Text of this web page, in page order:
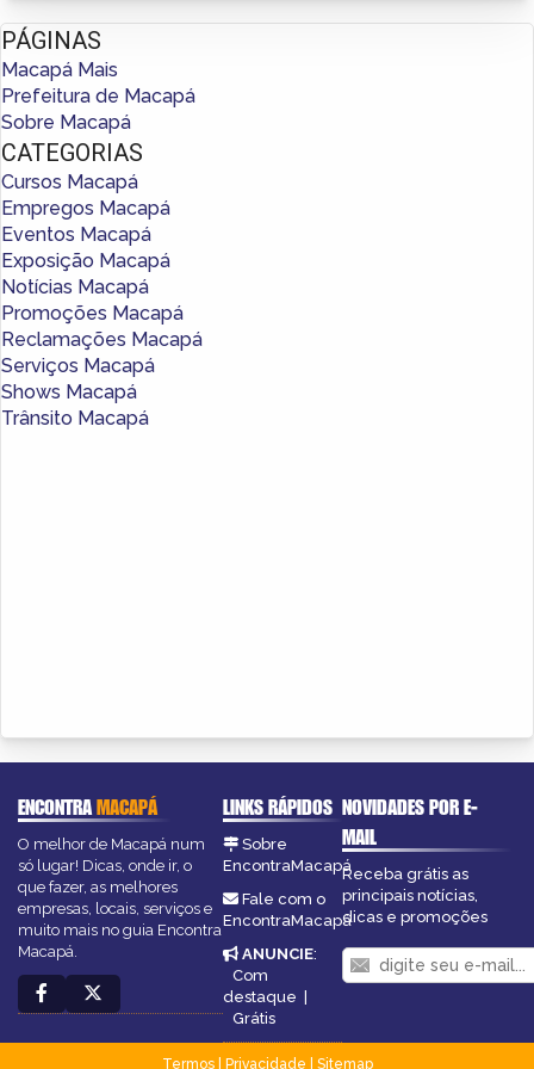
PÁGINAS
Macapá Mais
Prefeitura de Macapá
Sobre Macapá
CATEGORIAS
Cursos Macapá
Empregos Macapá
Eventos Macapá
Exposição Macapá
Notícias Macapá
Promoções Macapá
Reclamações Macapá
Serviços Macapá
Shows Macapá
Trânsito Macapá
ENCONTRAMACAPÁ
O melhor de Macapá num
só lugar! Dicas, onde ir, o
que fazer, as melhores
empresas, locais, serviços e
muito mais no guia Encontra
Macapá.
LINKS RÁPIDOS
Sobre
EncontraMacapá
Fale com o
EncontraMacapá
ANUNCIE:
Com
destaque
Grátis
NOVIDADES POR E-
MAIL
Receba grátis as
principais notícias,
dicas e promoções
Termos| Privacidade
Sitemap